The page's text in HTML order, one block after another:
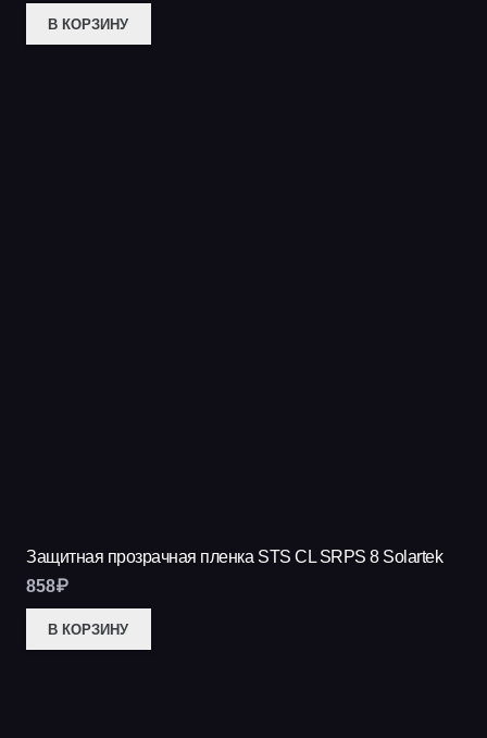
В КОРЗИНУ
Защитная прозрачная пленка STS CL SRPS 8 Solartek
858₽
В КОРЗИНУ